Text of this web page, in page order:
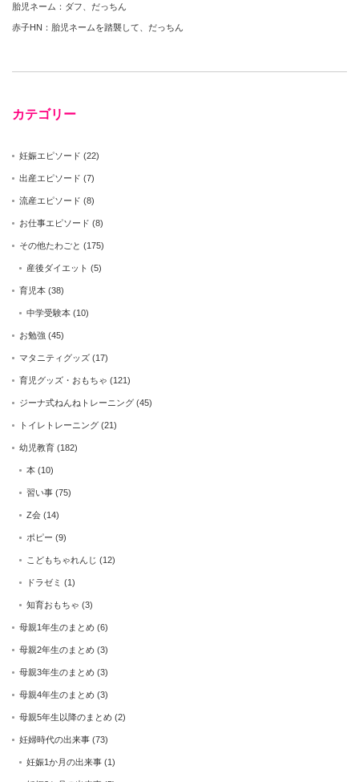
胎児ネーム：ダフ、だっちん
赤子HN：胎児ネームを踏襲して、だっちん
カテゴリー
妊娠エピソード (22)
出産エピソード (7)
流産エピソード (8)
お仕事エピソード (8)
その他たわごと (175)
産後ダイエット (5)
育児本 (38)
中学受験本 (10)
お勉強 (45)
マタニティグッズ (17)
育児グッズ・おもちゃ (121)
ジーナ式ねんねトレーニング (45)
トイレトレーニング (21)
幼児教育 (182)
本 (10)
習い事 (75)
Z会 (14)
ポピー (9)
こどもちゃれんじ (12)
ドラゼミ (1)
知育おもちゃ (3)
母親1年生のまとめ (6)
母親2年生のまとめ (3)
母親3年生のまとめ (3)
母親4年生のまとめ (3)
母親5年生以降のまとめ (2)
妊婦時代の出来事 (73)
妊娠1か月の出来事 (1)